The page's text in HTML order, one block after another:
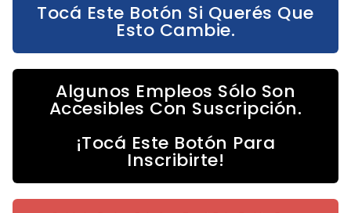
Tocá Este Botón Si Querés Que
Esto Cambie.
Algunos Empleos Sólo Son
Accesibles Con Suscripción.
¡Tocá Este Botón Para
Inscribirte!